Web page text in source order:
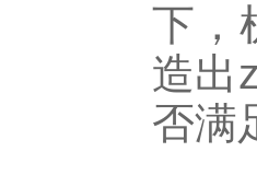
下，
造出
否满